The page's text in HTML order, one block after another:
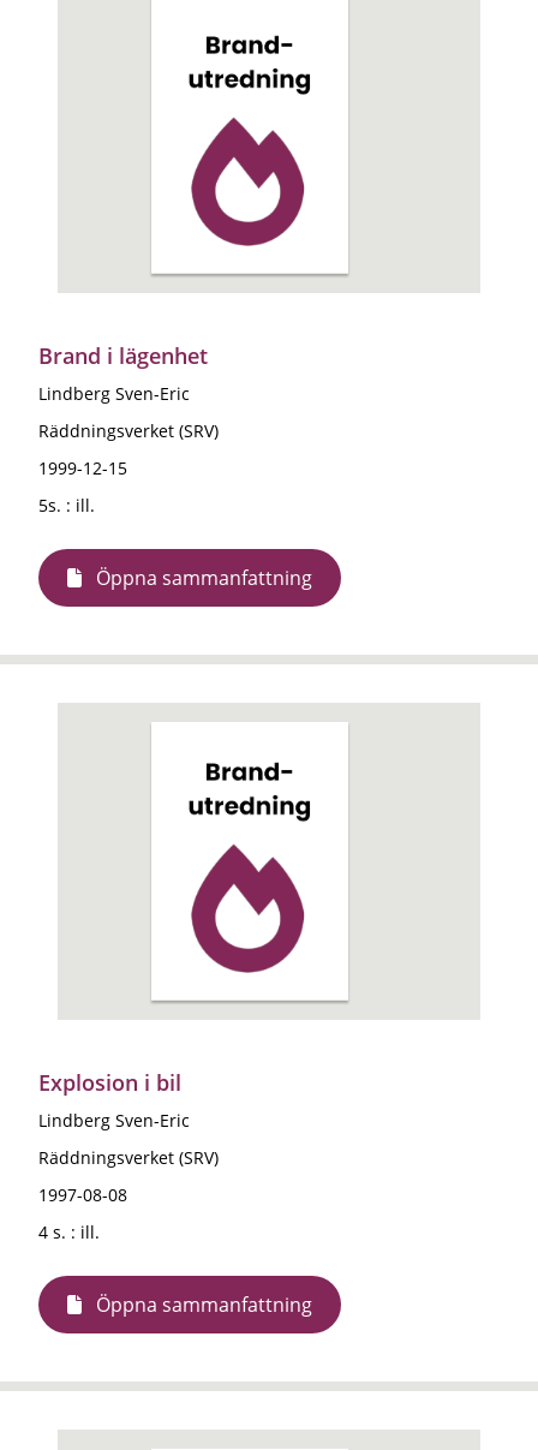
Brand i lägenhet
Lindberg Sven-Eric
Räddningsverket (SRV)
1999-12-15
5s. : ill.
Öppna sammanfattning
Explosion i bil
Lindberg Sven-Eric
Räddningsverket (SRV)
1997-08-08
4 s. : ill.
Öppna sammanfattning